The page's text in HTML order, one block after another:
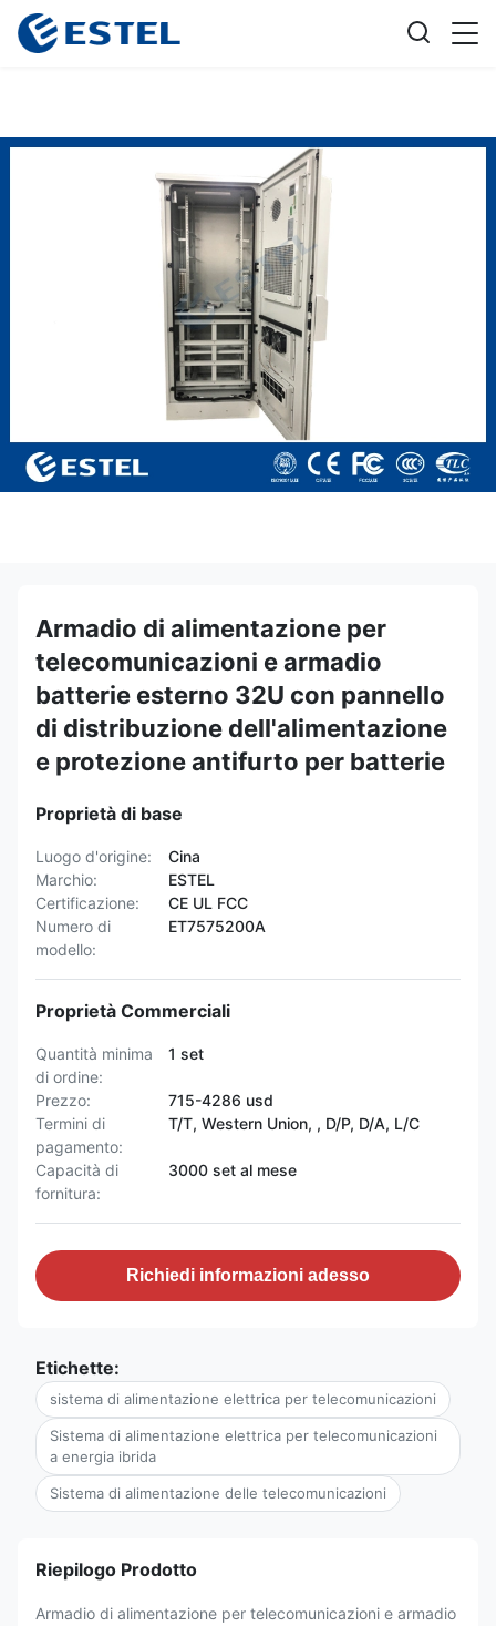
Armadio di alimentazione per
telecomunicazioni e armadio
batterie esterno 32U con pannello
di distribuzione dell'alimentazione
e protezione antifurto per batterie
Proprietà di base
Luogo d'origine:
Cina
Marchio:
ESTEL
Certificazione:
CE UL FCC
Numero di
modello:
ET7575200A
Proprietà Commerciali
Quantità minima
di ordine:
1 set
Prezzo:
715-4286 usd
Termini di
pagamento:
T/T, Western Union, , D/P, D/A, L/C
Capacità di
fornitura:
3000 set al mese
Richiedi informazioni adesso
Etichette:
sistema di alimentazione elettrica per telecomunicazioni
Sistema di alimentazione elettrica per telecomunicazioni
a energia ibrida
Sistema di alimentazione delle telecomunicazioni
Riepilogo Prodotto
Armadio di alimentazione per telecomunicazioni e armadio